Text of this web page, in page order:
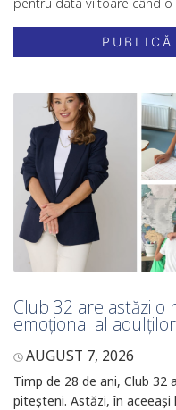
Club 32 are astăzi o
emoțional al
AUGUST 7, 2026
Timp de 28 de ani, Club
piteșteni. Astăzi, în